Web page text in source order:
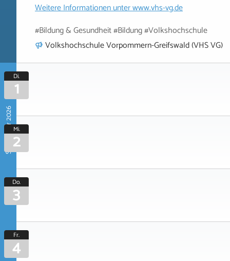
Weitere Informationen unterwww.vhs-vg.de
#Bildung & Gesundheit #Bildung #Volkshochschule
Volkshochschule Vorpommern-Greifswald (VHS VG)
September 2026
Di.
1
Mi.
2
Do.
3
Fr.
4